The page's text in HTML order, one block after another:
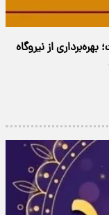
از نیروگاه